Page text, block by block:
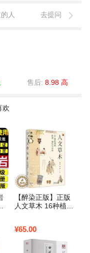
人 去提问
售后:8.98 高
欢
【醉染正版】正版
人文草木 16种植物
如何改变世界格局
与人类文明的进程
植文正草
¥65.00